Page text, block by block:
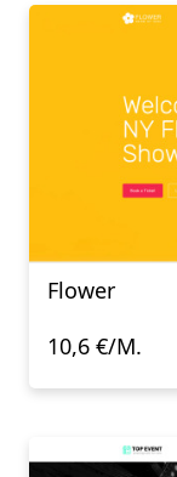
Flower
10,6 €/M.